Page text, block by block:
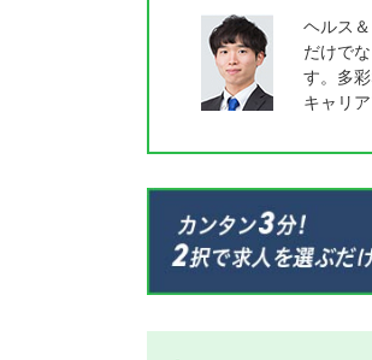
ヘルス
だけで
す。多
キャリ